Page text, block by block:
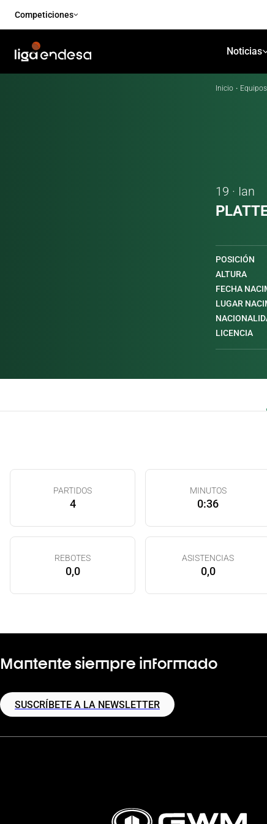
Competiciones
Noticias
Inicio · Equipos
19 · Ian
POSICIÓN
ALTURA
FECHA
LUGAR
LICENCIA
PARTIDOS
4
MINUTOS
0:36
REBOTES
0,0
ASISTENCIAS
0,0
Mantente siempre informado
SUSCRÍBETE A LA NEWSLETTER